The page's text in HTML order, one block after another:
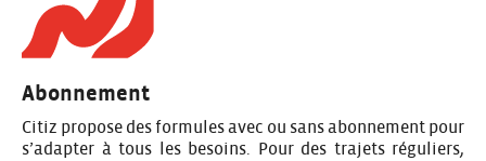
Abonnement
Citiz propose des formules avec ou sans abonnement pour
s’adapter à tous les besoins. Pour des trajets réguliers,